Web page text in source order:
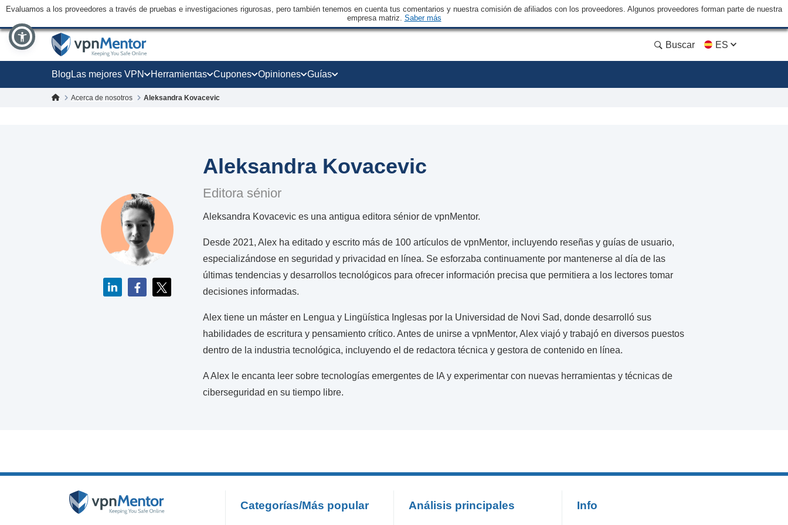
Evaluamos a los proveedores a través de pruebas e investigaciones rigurosas, pero también tenemos en cuenta tus comentarios y nuestra comisión de afiliados con los proveedores. Algunos proveedores forman parte de nuestra
empresa matriz. Saber más
Buscar ES
Blog Las mejores VPN Herramientas Cupones Opiniones Guías
Acerca de nosotros Aleksandra Kovacevic
Aleksandra Kovacevic
Editora sénior
Aleksandra Kovacevic es una antigua editora sénior de vpnMentor.
Desde 2021, Alex ha editado y escrito más de 100 artículos de vpnMentor, incluyendo reseñas y guías de usuario,
especializándose en seguridad y privacidad en línea. Se esforzaba continuamente por mantenerse al día de las
últimas tendencias y desarrollos tecnológicos para ofrecer información precisa que permitiera a los lectores tomar
decisiones informadas.
Alex tiene un máster en Lengua y Lingüística Inglesas por la Universidad de Novi Sad, donde desarrolló sus
habilidades de escritura y pensamiento crítico. Antes de unirse a vpnMentor, Alex viajó y trabajó en diversos puestos
dentro de la industria tecnológica, incluyendo el de redactora técnica y gestora de contenido en línea.
A Alex le encanta leer sobre tecnologías emergentes de IA y experimentar con nuevas herramientas y técnicas de
ciberseguridad en su tiempo libre.
Categorías/Más popular Análisis principales Info